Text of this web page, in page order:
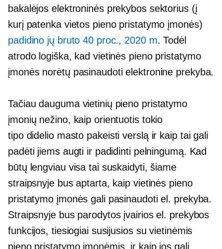
bakalėjos elektroninės prekybos sektorius (į
kurį patenka vietos pieno pristatymo įmonės)
padidino jų bruto 40 proc., 2020 m. Todėl
atrodo logiška, kad vietinės pieno pristatymo
įmonės norėtų pasinaudoti elektronine prekyba.
Tačiau dauguma vietinių pieno pristatymo
įmonių nežino, kaip orientuotis tokio
tipo didelio masto pakeisti verslą ir kaip tai gali
padėti jiems augti ir padidinti pelningumą. Kad
būtų lengviau visa tai suskaidyti, šiame
straipsnyje bus aptarta, kaip vietinės pieno
pristatymo įmonės gali pasinaudoti el. prekyba.
Straipsnyje bus parodytos įvairios el. prekybos
funkcijos, tiesiogiai susijusios su vietinėmis
pieno pristatymo įmonėmis, ir kaip jos gali